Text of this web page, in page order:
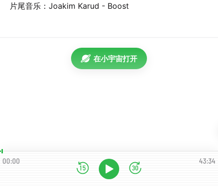
片尾音乐：Joakim Karud - Boost
在小宇宙打开
00:00 43:34